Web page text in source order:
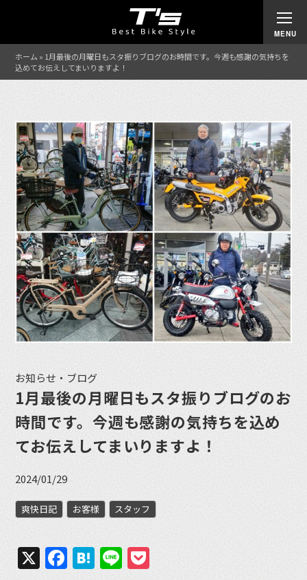
ホーム » 1月最後の月曜日もスタ振りブログのお時間です。今週も感謝の気持ちを
込めてお伝えしてまいりますよ！
お知らせ・ブログ
1月最後の月曜日もスタ振りブログのお
時間です。今週も感謝の気持ちを込め
てお伝えしてまいりますよ！
2024/01/29
爽快日記 お客様 スタッフ
X Facebook
Hatena
Line